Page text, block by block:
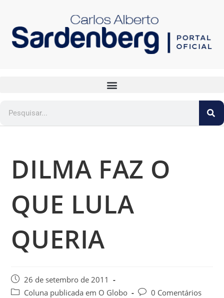
DILMA FAZ O
QUE LULA
QUERIA
26 de setembro de 2011
Coluna publicada em O Globo
0 Comentários